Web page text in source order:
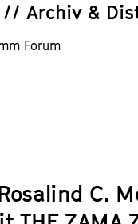
Archiv &
Forum
C.